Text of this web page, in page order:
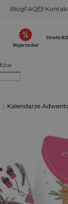
BlogFAQ
Wyprzedaż
Strefa
| Kalendarze